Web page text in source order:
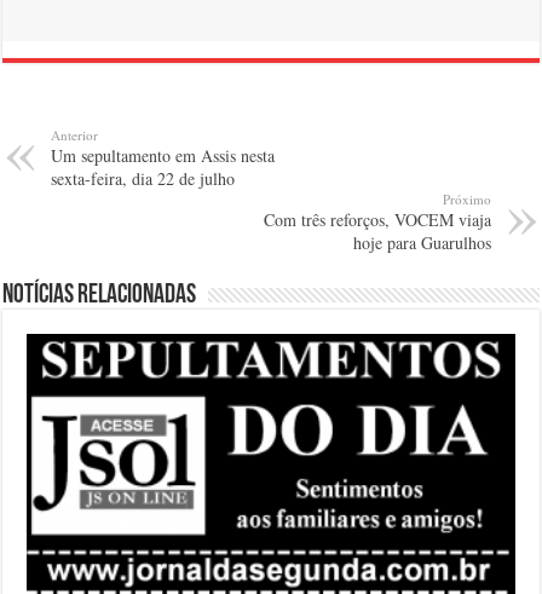
Anterior
Um sepultamento em Assis nesta
sexta-feira, dia 22 de julho
Próximo
Com três reforços, VOCEM viaja
hoje para Guarulhos
Notícias relacionadas